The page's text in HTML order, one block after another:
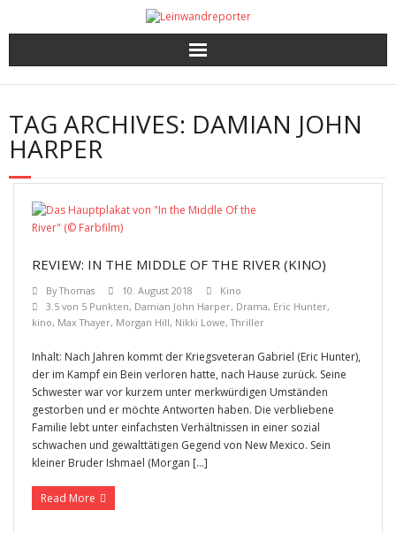
Kritiken
Filme und Serien nach Punkten
Gewinnspiele
TAG ARCHIVES: DAMIAN JOHN
HARPER
REVIEW: IN THE MIDDLE OF THE RIVER (KINO)
ByThomas 10. August 2018
Kino
3.5 von 5 Punkten, Damian John Harper, Drama, Eric Hunter,
kino, Max Thayer, Morgan Hill, Nikki Lowe,Thriller
Inhalt: Nach Jahren kommt der Kriegsveteran Gabriel (Eric Hunter),
der im Kampf ein Bein verloren hatte, nach Hause zurück. Seine
Schwester war vor kurzem unter merkwürdigen Umständen
gestorben und er möchte Antworten haben. Die verbliebene
Familie lebt unter einfachsten Verhältnissen in einer sozial
schwachen und gewalttätigen Gegend von New Mexico. Sein
kleiner Bruder Ishmael (Morgan […]
Read More